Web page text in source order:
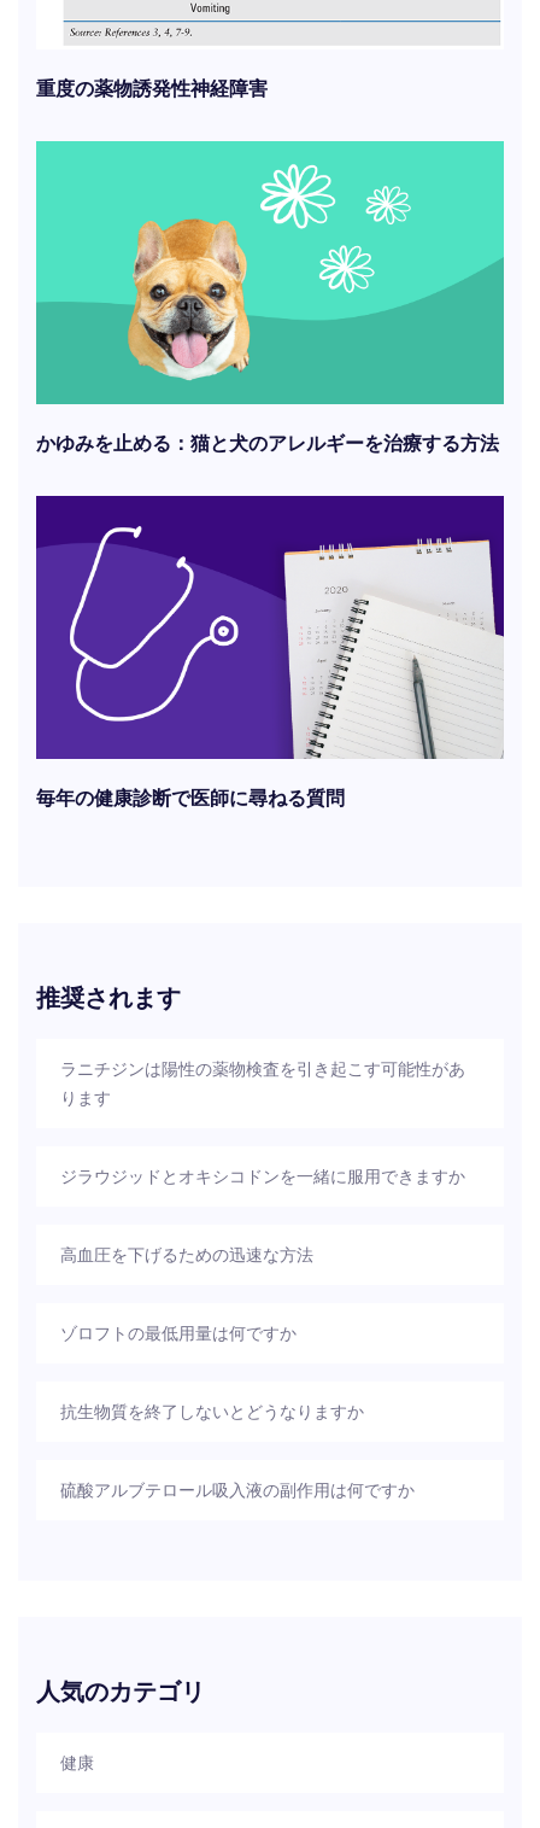
重度の薬物誘発性神経障害
かゆみを止める：猫と犬のアレルギーを治療する方法
毎年の健康診断で医師に尋ねる質問
推奨されます
ラニチジンは陽性の薬物検査を引き起こす可能性があ
ります
ジラウジッドとオキシコドンを一緒に服用できますか
高血圧を下げるための迅速な方法
ゾロフトの最低用量は何ですか
抗生物質を終了しないとどうなりますか
硫酸アルブテロール吸入液の副作用は何ですか
人気のカテゴリ
健康